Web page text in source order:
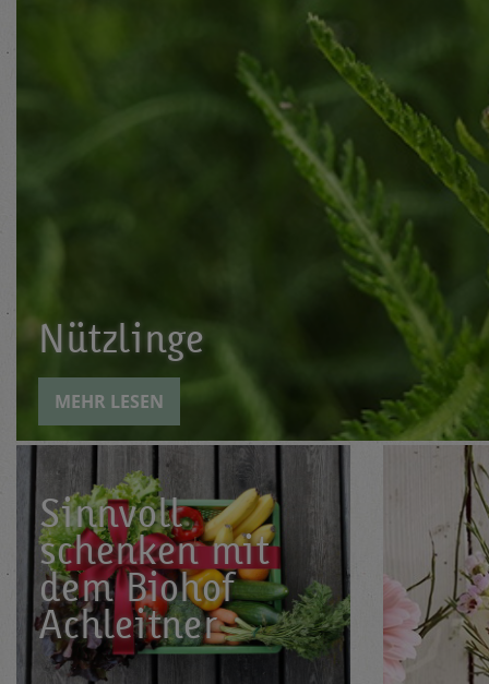
Nützlinge
MEHR LESEN
Sinnvoll
schenken mit
dem Biohof
Achleitner